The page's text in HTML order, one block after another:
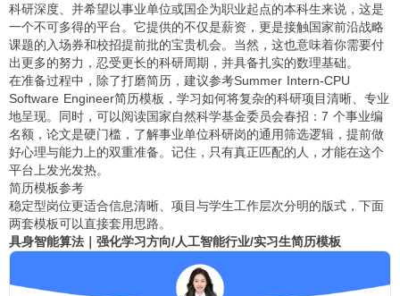
科研深度、并希望以事业单位或国企为职业起点的本科生来说，这是
一个不可多得的平台。它提供的不仅是薪资，更是接触国家前沿战略
课题的入场券和校招提前批的宝贵机会。当然，这也意味着你需要付
出更多的努力，忍受更长的科研周期，并具备扎实的数理基础。
在准备过程中，除了打磨简历，建议参考Summer Intern-CPU
Software Engineer简历模板 ，学习如何将复杂的科研项目清晰、专业
地呈现。同时，可以阅读国家自然科学基金委员会春招：7 个事业编
名额，论文是硬门槛 ，了解事业单位科研岗的通用筛选逻辑，提前做
好心理与能力上的双重准备。记住，只有真正匹配的人，才能在这个
平台上发光发热。
简历模板参考
稳定型岗位更适合信息清晰、项目与学生工作层次分明的版式，下面
两套模板可以直接套用思路。
具身智能算法｜强化学习方向/人工智能行业/实习生简历模板